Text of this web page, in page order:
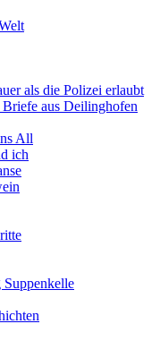
als die Polizei erlaubt
aus Deilinghofen
All
ich